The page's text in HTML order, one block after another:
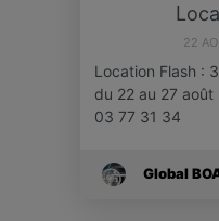
22
Location Flash :
du 22 au 27
03 77 31 34
Global